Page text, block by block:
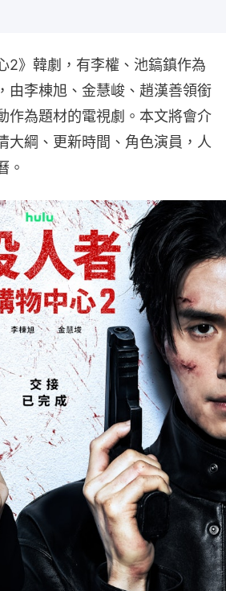
2》韓劇，有李權、池鎬鎮作為
由李棟旭、金慧峻、趙漢善領銜
作為題材的電視劇。本文將會介
大綱、更新時間、角色演員，人
。